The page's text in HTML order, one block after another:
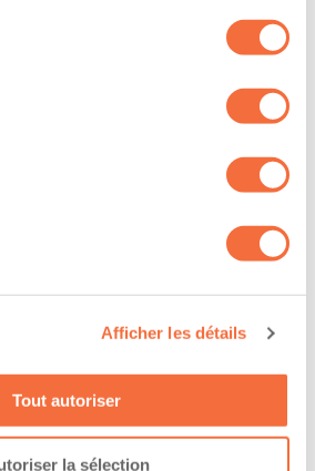
Afficher les détails
Tout autoriser
la sélection
(TMD)
- Mention M sur le